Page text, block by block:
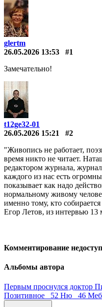
glertm
26.05.2026 13:53
#1
Замечательно!
t12ge32-01
26.05.2026 15:21
#2
"Живопись не работает,
время никто не читает.
редактором журнала,
каждого из нас есть
показывает как надо
нормальному живому
именно тому, кто
Егор Летов, из интервью 13
Комментирование
Альбомы автора
Первым проснулся доктор
Позитивное 52 Ню 46